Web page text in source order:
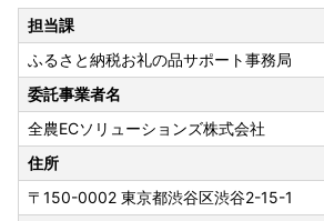
担当課
ふるさと納税お礼の品サポート事務局
委託事業者名
全農ECソリューションズ株式会社
住所
〒150-0002 東京都渋谷区渋谷2-15-1